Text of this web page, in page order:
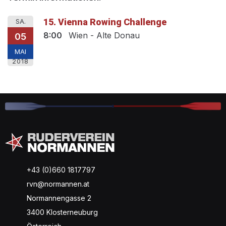
SA.
05
MAI
2018
15. Vienna Rowing Challenge
8:00 Wien - Alte Donau
+43 (0)660 1817797
rvn@normannen.at
Normannengasse 2
3400 Klosterneuburg